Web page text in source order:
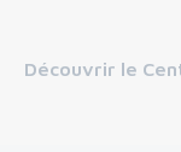
Découvrir le